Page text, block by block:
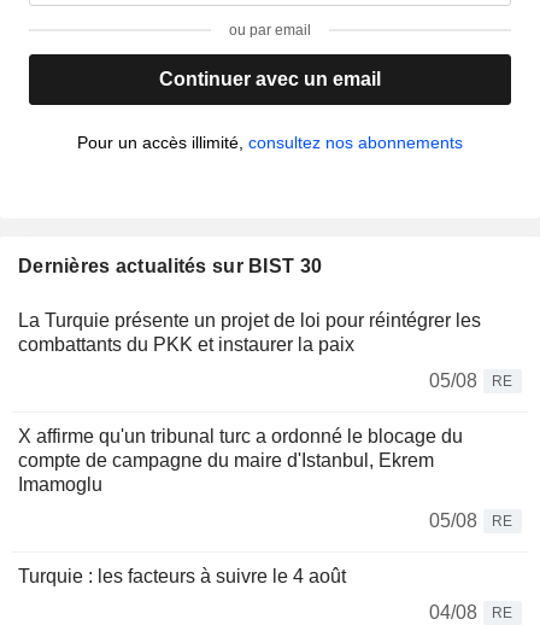
ou par email
Continuer avec un email
Pour un accès illimité, consultez nos abonnements
Dernières actualités sur BIST 30
La Turquie présente un projet de loi pour réintégrer les
combattants du PKK et instaurer la paix
05/08
RE
X affirme qu'un tribunal turc a ordonné le blocage du
compte de campagne du maire d'Istanbul, Ekrem
Imamoglu
05/08
RE
Turquie : les facteurs à suivre le 4 août
04/08
RE